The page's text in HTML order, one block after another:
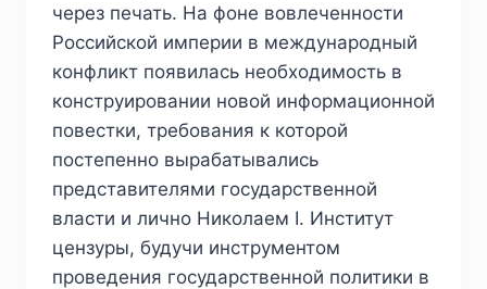
через печать. На фоне вовлеченности
Российской империи в международный
конфликт появилась необходимость в
конструировании новой информационной
повестки, требования к которой
постепенно вырабатывались
представителями государственной
власти и лично Николаем I. Институт
цензуры, будучи инструментом
проведения государственной политики в